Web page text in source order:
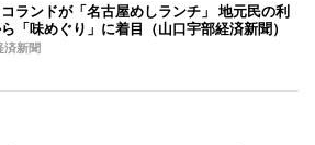
ランドが「名古屋めしランチ」 地元民の利
「味めぐり」に着目（山口宇部経済新聞）
済新聞